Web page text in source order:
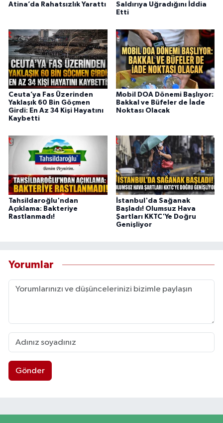
Atina’da Rahatsızlık Yarattı
Saldırıya Uğradığını İddia
Etti
Ceuta’ya Fas Üzerinden
Yaklaşık 60 Bin Göçmen
Girdi: En Az 34 Kişi Hayatını
Kaybetti
Mobil DOA Dönemi Başlıyor:
Bakkal ve Büfeler de İade
Noktası Olacak
Tahsildaroğlu'ndan
Açıklama: Bakteriye
Rastlanmadı!
İstanbul'da Sağanak
Başladı! Olumsuz Hava
Şartları KKTC'Ye Doğru
Genişliyor
Yorumlar
Gönder